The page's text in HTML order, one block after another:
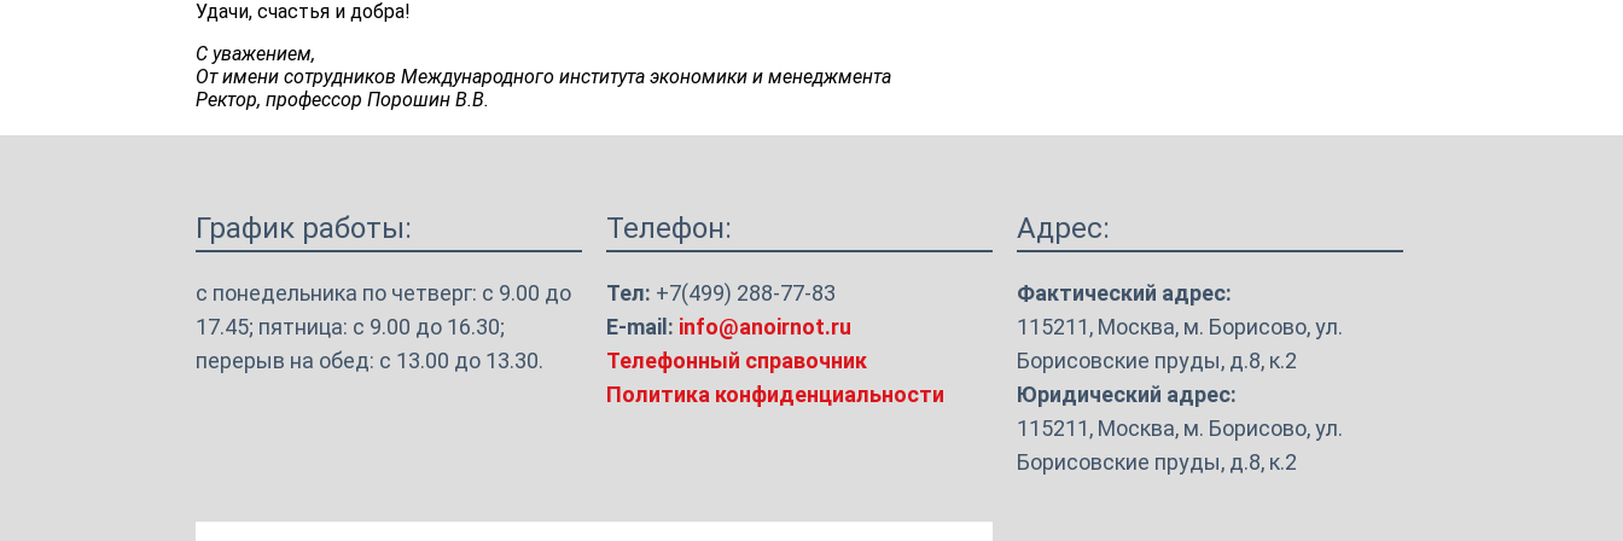
услуги
деятельность
(перевода) обучающихся
сотрудничество
Организация питания в
образовательной организации
Удачи, счастья и добра!
С уважением,
От имени сотрудников Международного института экономики и менеджмента
Ректор, профессор Порошин В.В.
График работы:
с понедельника по четверг: с 9.00 до
17.45; пятница: с 9.00 до 16.30;
перерыв на обед: с 13.00 до 13.30.
Телефон:
Тел: +7(499) 288-77-83
E-mail: info@anoirnot.ru
Телефонный справочник
Политика конфиденциальности
Адрес:
Фактический адрес:
115211, Москва, м. Борисово, ул.
Борисовские пруды, д.8, к.2
Юридический адрес:
115211, Москва, м. Борисово, ул.
Борисовские пруды, д.8, к.2